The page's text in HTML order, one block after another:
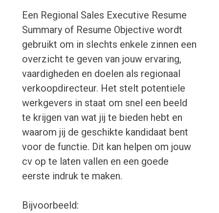
Een Regional Sales Executive Resume
Summary of Resume Objective wordt
gebruikt om in slechts enkele zinnen een
overzicht te geven van jouw ervaring,
vaardigheden en doelen als regionaal
verkoopdirecteur. Het stelt potentiele
werkgevers in staat om snel een beeld
te krijgen van wat jij te bieden hebt en
waarom jij de geschikte kandidaat bent
voor de functie. Dit kan helpen om jouw
cv op te laten vallen en een goede
eerste indruk te maken.
Bijvoorbeeld: